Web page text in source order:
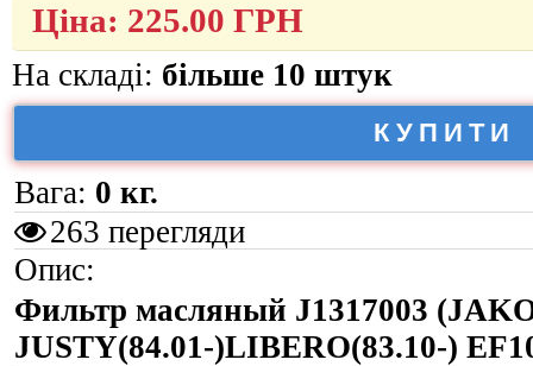
Ціна: 225.00 ГРН
На складі: більше 10 штук
КУПИТИ
Вага: 0 кг.
263 перегляди
Опис:
Фильтр масляный J1317003
JUSTY(84.01-)LIBERO(83.10-)